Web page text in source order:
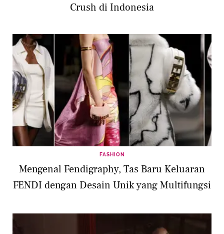
Crush di Indonesia
FASHION
Mengenal Fendigraphy, Tas Baru Keluaran
FENDI dengan Desain Unik yang Multifungsi